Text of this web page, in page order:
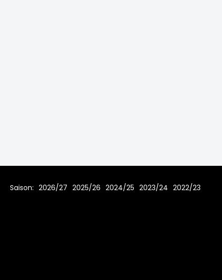
Saison: 2026/27 2025/26 2024/25 2023/24 2022/23